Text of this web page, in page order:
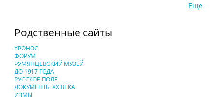
Еще
Родственные сайты
ХРОНОС
ФОРУМ
РУМЯНЦЕВСКИЙ МУЗЕЙ
ДО 1917 ГОДА
РУССКОЕ ПОЛЕ
ДОКУМЕНТЫ XX ВЕКА
ИЗМЫ